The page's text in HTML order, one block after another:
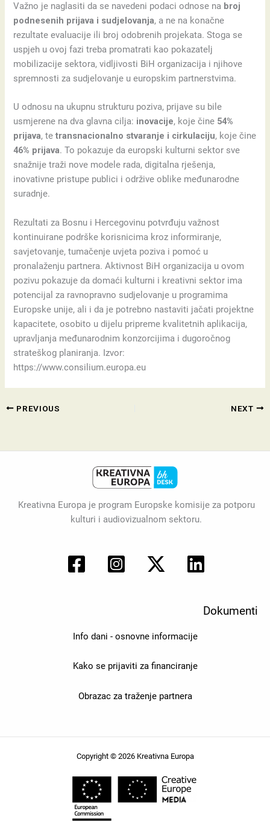
Važno je naglasiti da se navedeni podaci odnose na broj
podnesenih prijava i sudjelovanja, a ne na konačne
rezultate evaluacije ili broj odobrenih projekata. Stoga se
uspjeh u ovoj fazi treba promatrati kao pokazatelj
mobilizacije sektora, vidljivosti BiH organizacija i njihove
spremnosti za sudjelovanje u europskim partnerstvima.
U odnosu na ukupnu strukturu poziva, prijave su bile
usmjerene na dva glavna cilja: inovacije, koje čine 54%
prijava, tetransnacionalno stvaranje i cirkulaciju, koje čine
46% prijava. To pokazuje da europski kulturni sektor sve
snažnije traži nove modele rada, digitalna rješenja,
inovativne pristupe publici i održive oblike međunarodne
suradnje.
Rezultati za Bosnu i Hercegovinu potvrđuju važnost
kontinuirane podrške korisnicima kroz informiranje,
savjetovanje, tumačenje uvjeta poziva i pomoć u
pronalaženju partnera. Aktivnost BiH organizacija u ovom
pozivu pokazuje da domaći kulturni i kreativni sektor ima
potencijal za ravnopravno sudjelovanje u programima
Europske unije, ali i da je potrebno nastaviti jačati projektne
kapacitete, osobito u dijelu pripreme kvalitetnih aplikacija,
upravljanja međunarodnim konzorcijima i dugoročnog
strateškog planiranja. Izvor:
https://www.consilium.europa.eu
PREVIOUS NEXT
Kreativna Europa je program Europske komisije za potporu
kulturi i audiovizualnom sektoru.
Dokumenti
Info dani - osnovne informacije
Kako se prijaviti za financiranje
Obrazac za traženje partnera
Copyright © 2026 Kreativna Europa